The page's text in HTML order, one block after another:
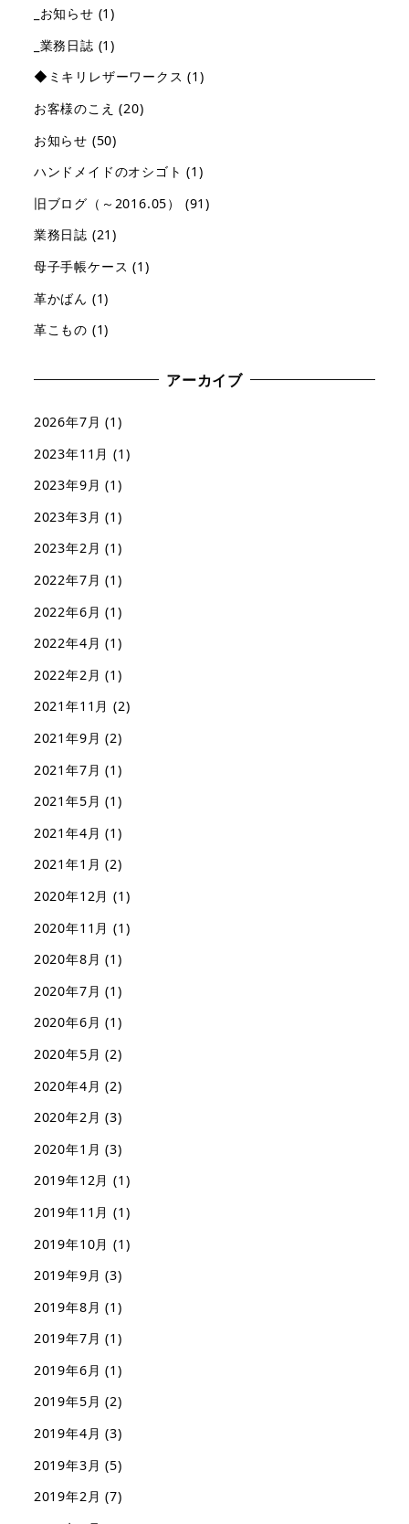
_お知らせ (1)
_業務日誌 (1)
◆ミキリレザーワークス (1)
お客様のこえ (20)
お知らせ (50)
ハンドメイドのオシゴト (1)
旧ブログ（～2016.05）
(91)
業務日誌 (21)
母子手帳ケース (1)
革かばん (1)
革こもの (1)
アーカイブ
2026年7月 (1)
2023年11月 (1)
2023年9月 (1)
2023年3月 (1)
2023年2月 (1)
2022年7月 (1)
2022年6月 (1)
2022年4月 (1)
2022年2月 (1)
2021年11月 (2)
2021年9月 (2)
2021年7月 (1)
2021年5月 (1)
2021年4月 (1)
2021年1月 (2)
2020年12月 (1)
2020年11月 (1)
2020年8月 (1)
2020年7月 (1)
2020年6月 (1)
2020年5月 (2)
2020年4月 (2)
2020年2月 (3)
2020年1月 (3)
2019年12月 (1)
2019年11月 (1)
2019年10月 (1)
2019年9月 (3)
2019年8月 (1)
2019年7月 (1)
2019年6月 (1)
2019年5月 (2)
2019年4月 (3)
2019年3月 (5)
2019年2月 (7)